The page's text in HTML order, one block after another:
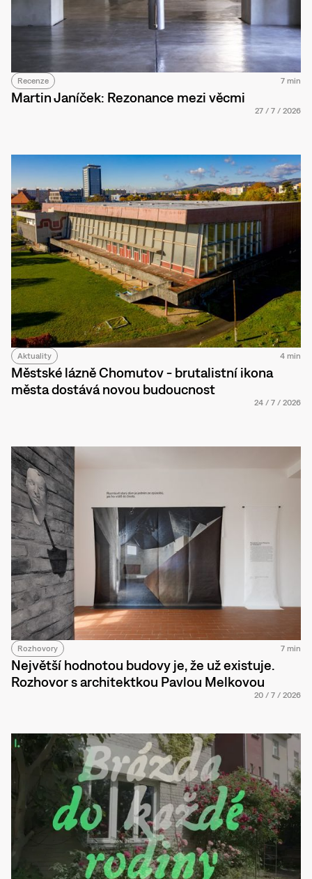
Recenze 7 min
Martin Janíček: Rezonance mezi věcmi
27 / 7 / 2026
Aktuality 4 min
Městské lázně Chomutov - brutalistní ikona
města dostává novou budoucnost
24 / 7 / 2026
Rozhovory 7 min
Největší hodnotou budovy je, že už existuje.
Rozhovor s architektkou Pavlou Melkovou
20 / 7 / 2026